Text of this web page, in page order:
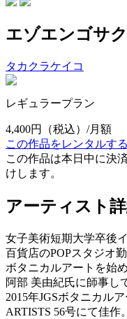
エゾエンゴサク
タカクラケイコ
レギュラープラン
4,400円
（税込）/月額
この作品をレンタルする
この作品は本日中に決
けします。
アーティスト
女子美術短期大学卒後
百貨店のPOPスタジオ
ボタニカルアートを始
阿部 美由紀氏に師事し
2015年JGSボタニカル
ARTISTS 56号にて佳作